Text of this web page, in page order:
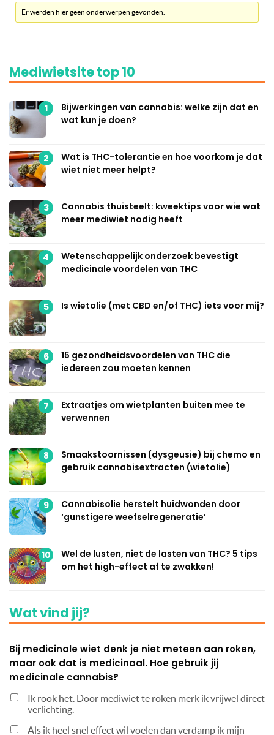
Er werden hier geen onderwerpen gevonden.
Mediwietsite top 10
1
Bijwerkingen van cannabis: welke zijn dat en
wat kun je doen?
2
Wat is THC-tolerantie en hoe voorkom je dat
wiet niet meer helpt?
3
Cannabis thuisteelt: kweektips voor wie wat
meer mediwiet nodig heeft
4
Wetenschappelijk onderzoek bevestigt
medicinale voordelen van THC
5 Is wietolie (met CBD en/of THC) iets voor mij?
6
15 gezondheidsvoordelen van THC die
iedereen zou moeten kennen
7
Extraatjes om wietplanten buiten mee te
verwennen
8
Smaakstoornissen (dysgeusie) bij chemo en
gebruik cannabisextracten (wietolie)
9
Cannabisolie herstelt huidwonden door
‘gunstigere weefselregeneratie’
10
Wel de lusten, niet de lasten van THC? 5 tips
om het high-effect af te zwakken!
Wat vind jij?
Bij medicinale wiet denk je niet meteen aan roken,
maar ook dat is medicinaal. Hoe gebruik jij
medicinale cannabis?
Ik rook het. Door mediwiet te roken merk ik vrijwel direct
verlichting.
Als ik heel snel effect wil voelen dan verdamp ik mijn